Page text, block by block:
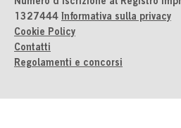
Numero d'iscrizione al Registro
1327444 Informativa sulla privacy
Cookie Policy
Contatti
Regolamenti e concorsi